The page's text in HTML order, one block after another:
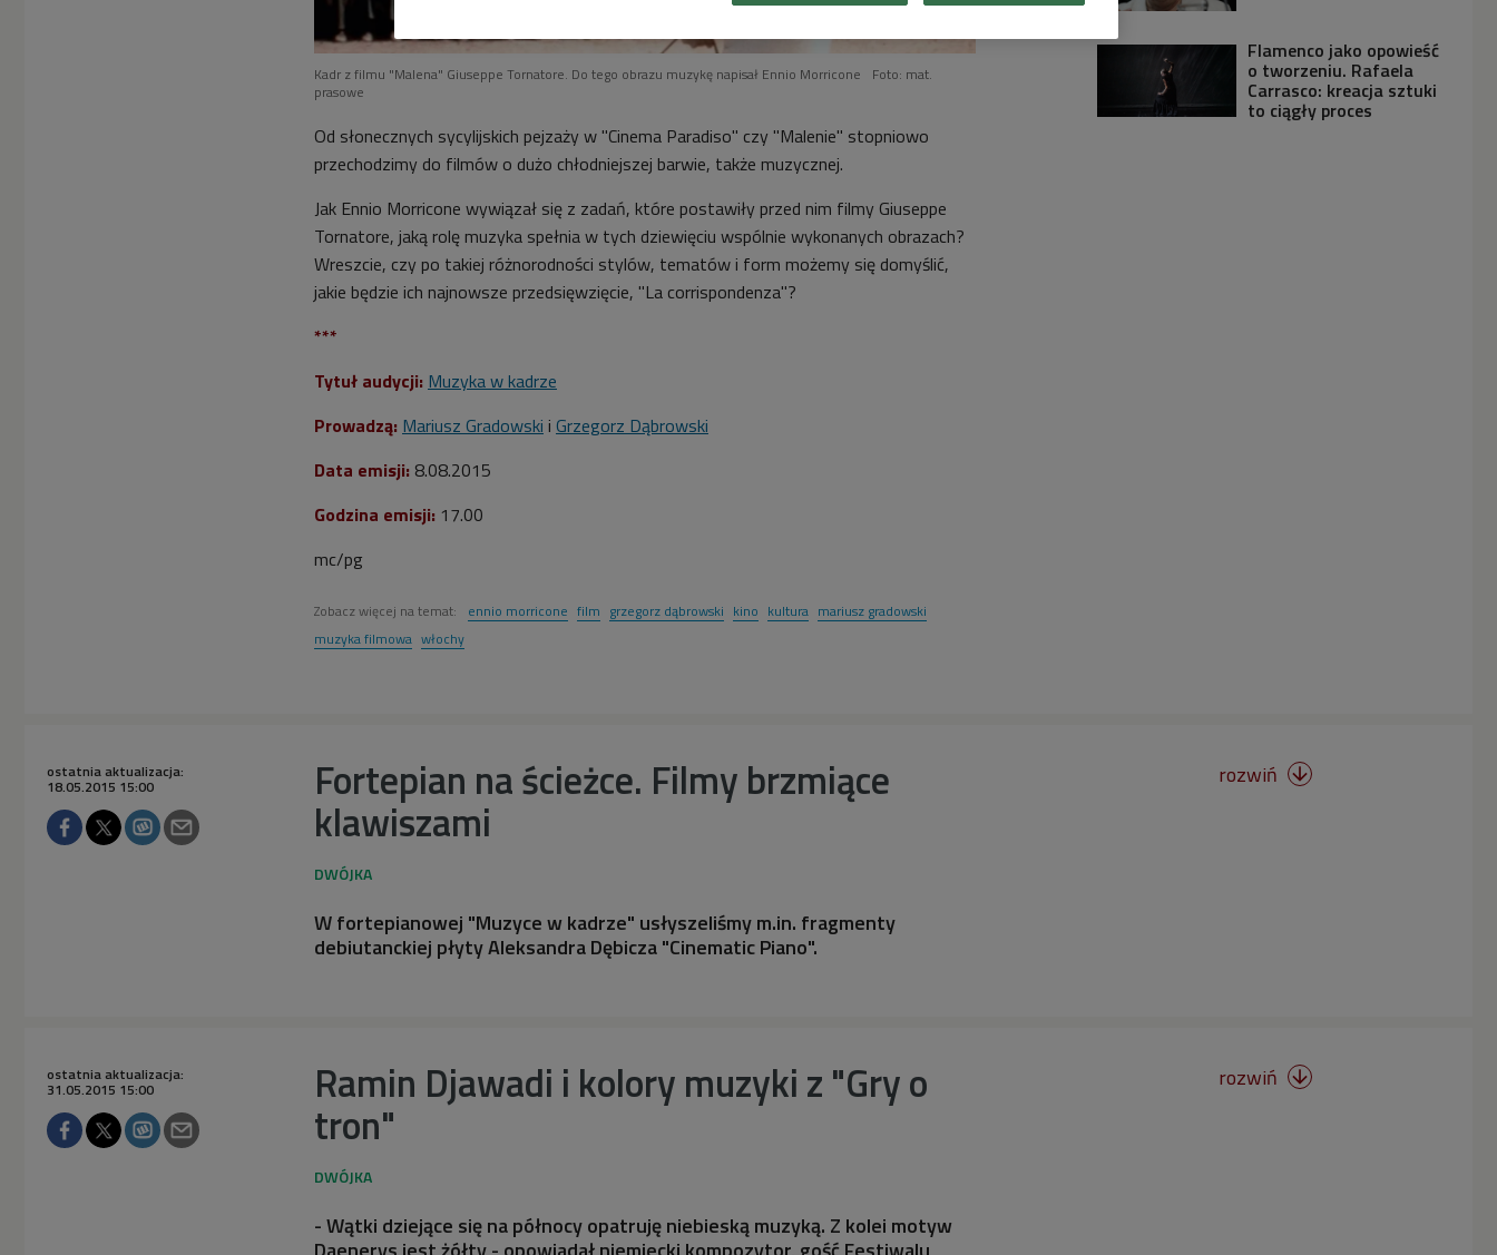
Kadr z filmu "Malena" Giuseppe Tornatore. Do tego obrazu muzykę napisał Ennio Morricone
Foto: mat.
prasowe
Od słonecznych sycylijskich pejzaży w "Cinema Paradiso" czy "Malenie" stopniowo
przechodzimy do filmów o dużo chłodniejszej barwie, także muzycznej.
Jak Ennio Morricone wywiązał się z zadań, które postawiły przed nim filmy Giuseppe
Tornatore, jaką rolę muzyka spełnia w tych dziewięciu wspólnie wykonanych obrazach?
Wreszcie, czy po takiej różnorodności stylów, tematów i form możemy się domyślić,
jakie będzie ich najnowsze przedsięwzięcie, "La corrispondenza"?
***
Tytuł audycji: Muzyka w kadrze
Prowadzą: Mariusz Gradowski i Grzegorz Dąbrowski
Data emisji: 8.08.2015
Godzina emisji: 17.00
mc/pg
Zobacz więcej na temat: ennio morricone film grzegorz dąbrowski kino kultura mariusz gradowski
muzyka filmowa włochy
Flamenco jako opowieść
o tworzeniu. Rafaela
Carrasco: kreacja sztuki
to ciągły proces
Fortepian na ścieżce. Filmy brzmiące
klawiszami
ostatnia aktualizacja:
18.05.2015 15:00
W fortepianowej "Muzyce w kadrze" usłyszeliśmy m.in. fragmenty
debiutanckiej płyty Aleksandra Dębicza "Cinematic Piano".
rozwiń 
Ramin Djawadi i kolory muzyki z "Gry o
tron"
ostatnia aktualizacja:
31.05.2015 15:00
- Wątki dziejące się na północy opatruję niebieską muzyką. Z kolei motyw
rozwiń 